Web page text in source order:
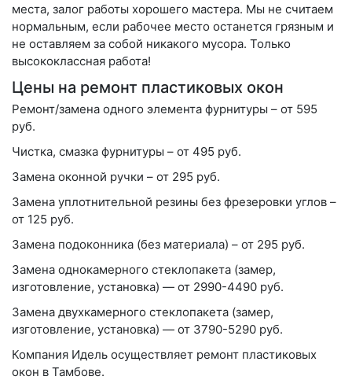
места, залог работы хорошего мастера. Мы не считаем
нормальным, если рабочее место останется грязным и
не оставляем за собой никакого мусора. Только
высококлассная работа!
Цены на ремонт пластиковых окон
Ремонт/замена одного элемента фурнитуры – от 595
руб.
Чистка, смазка фурнитуры – от 495 руб.
Замена оконной ручки – от 295 руб.
Замена уплотнительной резины без фрезеровки углов –
от 125 руб.
Замена подоконника (без материала) – от 295 руб.
Замена однокамерного стеклопакета (замер,
изготовление, установка) — от 2990-4490 руб.
Замена двухкамерного стеклопакета (замер,
изготовление, установка) — от 3790-5290 руб.
Компания Идель осуществляет ремонт пластиковых
окон в Тамбове.